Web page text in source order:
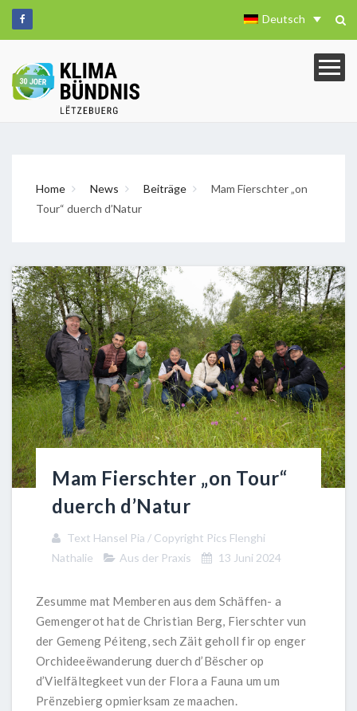
Deutsch
Home News Beiträge
Mam Fierschter „on
Tour“ duerch d’Natur
Mam Fierschter „on Tour“
duerch d’Natur
Text Hansel Pia / Copyright Pics Flenghi
Nathalie
Aus der Praxis 13 Juni 2024
Zesumme mat Memberen aus dem Schäffen- a
Gemengerot hat de Christian Berg, Fierschter vun
der Gemeng Péiteng, sech Zäit geholl fir op enger
Orchideeëwanderung duerch d’Bëscher op
d’Vielfältegkeet vun der Flora a Fauna um um
Prënzebierg opmierksam ze maachen.